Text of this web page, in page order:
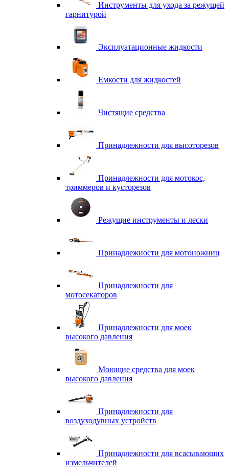
Инструменты для ухода за режущей
гарнитурой
Эксплуатационные жидкости
Емкости для жидкостей
Чистящие средства
Принадлежности для высоторезов
Принадлежности для мотокос,
триммеров и кусторезов
Режущие инструменты и лески
Принадлежности для мотоножниц
Принадлежности для
мотосекаторов
Принадлежности для моек
высокого давления
Моющие средства для моек
высокого давления
Принадлежности для
воздуходувных устройств
Принадлежности для всасывающих
измельчителей